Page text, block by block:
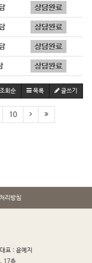
조회순 목록 글쓰기
10
리방침
대표 : 윤예지
17층